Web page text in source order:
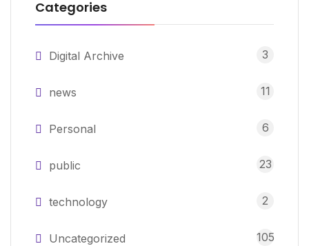
Categories
Digital Archive 3
news 11
Personal 6
public 23
technology 2
Uncategorized 105